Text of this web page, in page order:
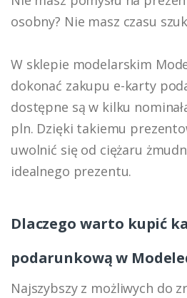
osobny? Nie masz czasu
W sklepie modelarskim
dokonać zakupu e-karty
dostępne są w kilku
pln. Dzięki takiemu
uwolnić się od ciężaru
idealnego prezentu.
Dlaczego warto kupić
podarunkową w
Najszybszy z możliwych do